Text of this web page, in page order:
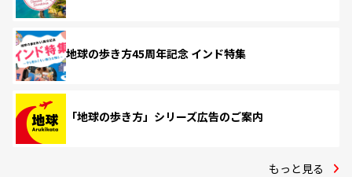
地球の歩き方45周年記念 インド特集
「地球の歩き方」シリーズ広告のご案内
もっと見る